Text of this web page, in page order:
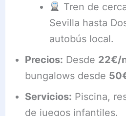
Tren de
Sevilla hasta
autobús local.
Precios: Desde 22€/
bungalows desde
Servicios: Piscina,
de juegos infantiles.